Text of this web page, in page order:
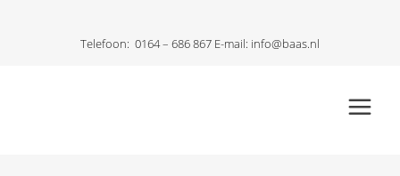
Telefoon: 0164 – 686 867 E-mail: info@baas.nl